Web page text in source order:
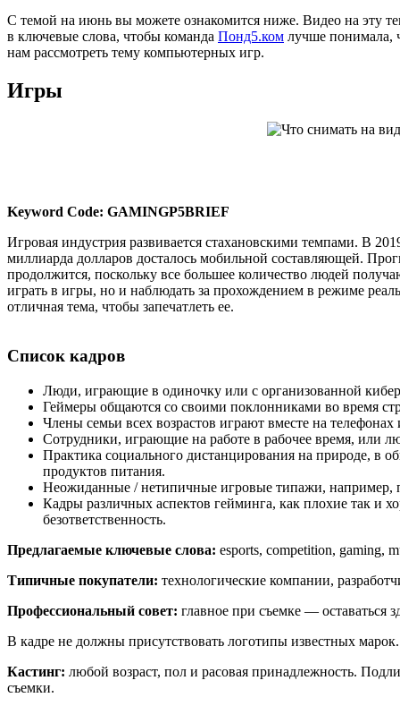
С темой на июнь вы можете ознакомится ниже. Видео на эту
в ключевые слова, чтобы команда Понд5.ком лучше понимала,
нам рассмотреть тему компьютерных игр.
Игры
Keyword Code: GAMINGP5BRIEF
Игровая индустрия развивается стахановскими темпами. В
миллиарда долларов досталось мобильной составляющей.
продолжится, поскольку все большее количество людей
играть в игры, но и наблюдать за прохождением в режиме
отличная тема, чтобы запечатлеть ее.
Список кадров
Люди, играющие в одиночку или с организованной
Геймеры общаются со своими поклонниками во время
Члены семьи всех возрастов играют вместе на телефонах
Сотрудники, играющие на работе в рабочее время, или
Практика социального дистанцирования на природе, в
продуктов питания.
Неожиданные / нетипичные игровые типажи,
Кадры различных аспектов гейминга, как плохие так и
безответственность.
Предлагаемые ключевые слова: esports, competition, gaming,
Типичные покупатели: технологические компании,
Профессиональный совет: главное при съемке — оставаться
В кадре не должны присутствовать логотипы известных
Кастинг: любой возраст, пол и расовая принадлежность.
съемки.